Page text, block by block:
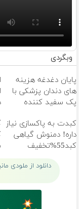
وبگردی
پایان دغدغه هزینه
های دندان پزشکی با
پک سفید کننده
کبدت به پاکسازی نیاز
داره! دمنوش گیاهی
کبد55%تخفیف
دانلود از ملودی